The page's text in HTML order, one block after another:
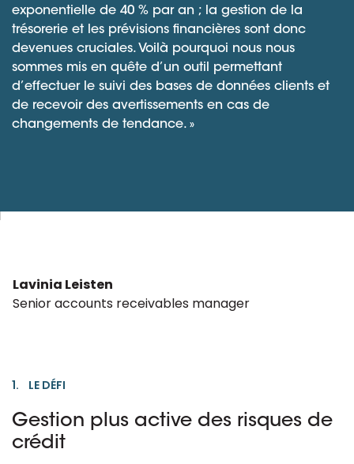
exponentielle de 40 % par an ; la gestion de la
trésorerie et les prévisions financières sont donc
devenues cruciales. Voilà pourquoi nous nous
sommes mis en quête d’un outil permettant
d’effectuer le suivi des bases de données clients et
de recevoir des avertissements en cas de
changements de tendance. »
Lavinia Leisten
Senior accounts receivables manager
1. LE DÉFI
Gestion plus active des risques de
crédit